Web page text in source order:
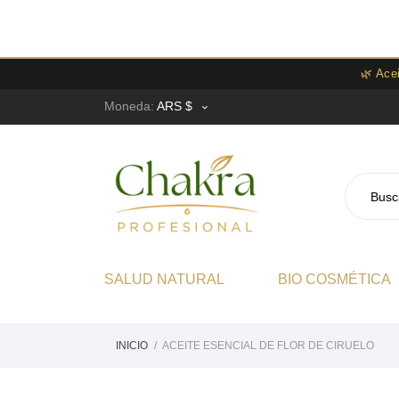
🌿
Moneda: ARS $ 
SALUD NATURAL BIO COSMÉTICA
INICIO ACEITE ESENCIAL DE FLOR DE CIRUELO